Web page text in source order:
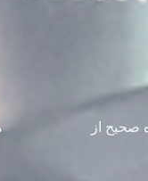
صحیح از